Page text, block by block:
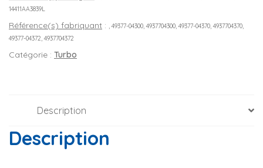
14411AA3839L
Référence(s) fabriquant : , 49377-04300, 4937704300, 49377-04370, 4937704370,
49377-04372, 4937704372
Catégorie : Turbo
Description
Description